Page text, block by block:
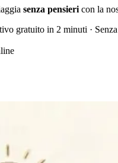
senza pensieri con la
gratuito in 2 minuti ·